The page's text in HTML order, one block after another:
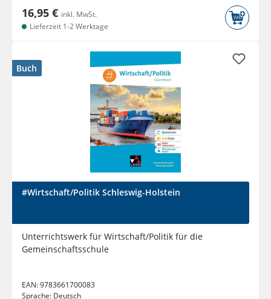
16,95 € inkl. MwSt.
Lieferzeit 1-2 Werktage
Buch
#Wirtschaft/Politik Schleswig-Holstein
Unterrichtswerk für Wirtschaft/Politik für die
Gemeinschaftsschule
EAN:9783661700083
Sprache: Deutsch